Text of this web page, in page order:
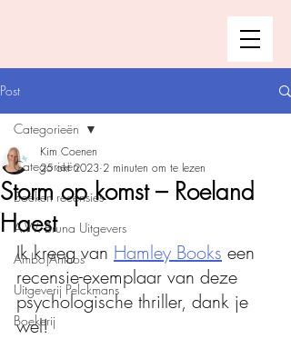
Post
Categorieën
Boeken recensies
A.W. Bruna Uitgevers
Ambo|Anthos
Uitgeverij Pelckmans
Boekerij
Categorieën
Storm op komst – Roeland
Haest
Kim Coenen
25 okt 2023 2 minuten om te lezen
Ik kreeg van Hamley Books een
recensie-exemplaar van deze
psychologische thriller, dank je
wel!